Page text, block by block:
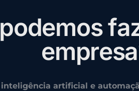
podemosfa
empresa
inteligência artificial e